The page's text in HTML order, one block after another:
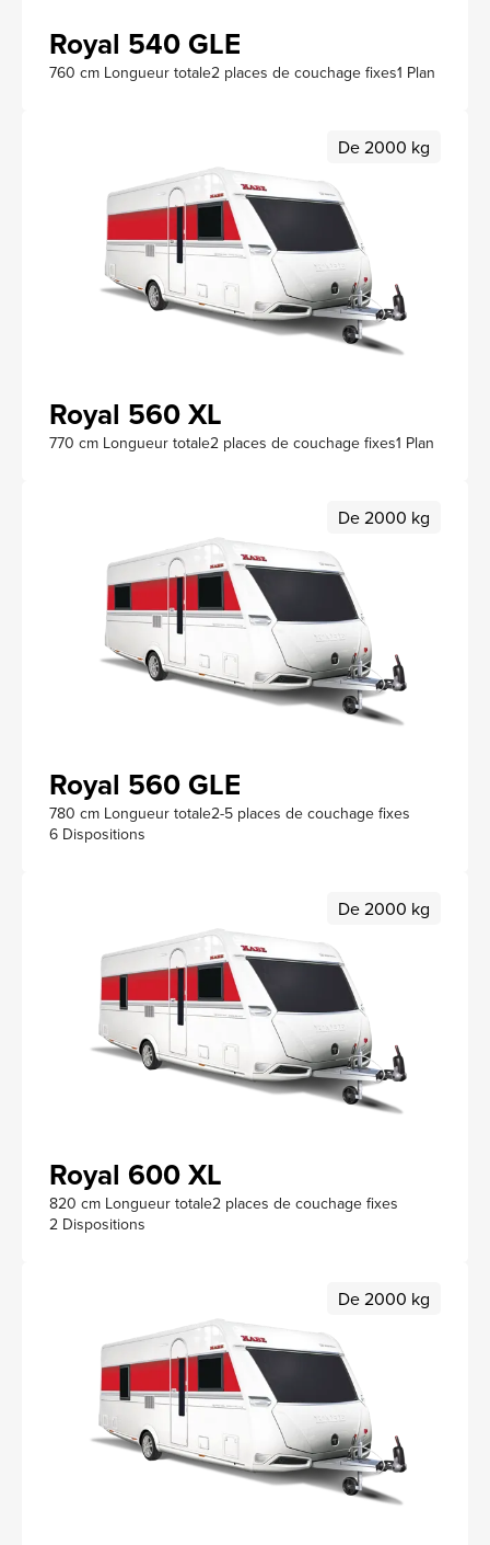
Royal 540 GLE
760 cm Longueur totale2 places de couchage fixes1 Plan
De 2000 kg
Royal 560 XL
770 cm Longueur totale2 places de couchage fixes1 Plan
De 2000 kg
Royal 560 GLE
780 cm Longueur totale2-5 places de couchage fixes
6 Dispositions
De 2000 kg
Royal 600 XL
820 cm Longueur totale2 places de couchage fixes
2 Dispositions
De 2000 kg